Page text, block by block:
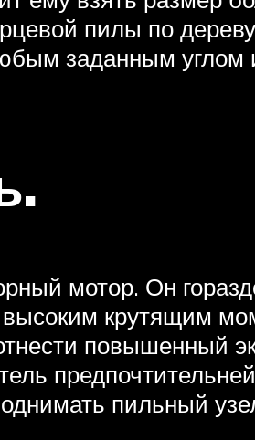
пилы по
заданным углом
мотор. Он
высоким крутящим
повышенный
пильный